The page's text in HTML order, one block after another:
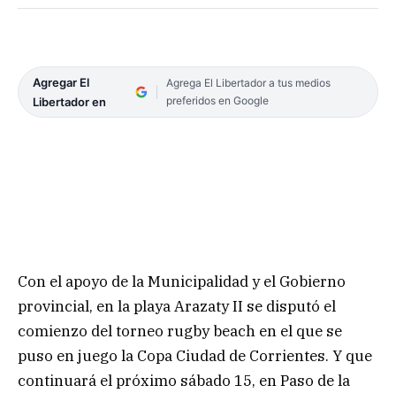
Agregar El
Libertador en
Agrega El Libertador a tus medios
preferidos en Google
Con el apoyo de la Municipalidad y el Gobierno
provincial, en la playa Arazaty II se disputó el
comienzo del torneo rugby beach en el que se
puso en juego la Copa Ciudad de Corrientes. Y que
continuará el próximo sábado 15, en Paso de la